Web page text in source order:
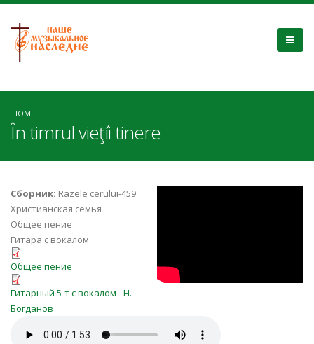
HOME
În timrul vieţíi tinere
Сборник: Razele cerului-459
Христианская семья
Общее пение
Гитара с вокалом
in_timpul_vieții_tinere_Choir.pdf
Общее пение
in_timpul_vieții_tinere_Full Score.pdf
Гитарный 5-т с вокалом - Н.
Богданов
in_timpul_vieții_tinere.mp3